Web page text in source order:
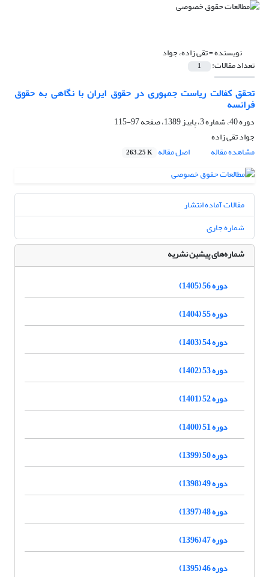
نویسنده =تقی زاده، جواد
تعداد مقالات: 1
تحقق کفالت ریاست جمهوری در حقوق ایران با نگاهی به حقوق
فرانسه
دوره 40، شماره 3، پاییز 1389، صفحه
97-115
جواد تقی زاده
مشاهده مقاله
اصل مقاله 263.25 K
مقالات آماده انتشار
شماره جاری
شماره‌های پیشین نشریه
دوره 56 (1405)
دوره 55 (1404)
دوره 54 (1403)
دوره 53 (1402)
دوره 52 (1401)
دوره 51 (1400)
دوره 50 (1399)
دوره 49 (1398)
دوره 48 (1397)
دوره 47 (1396)
دوره 46 (1395)